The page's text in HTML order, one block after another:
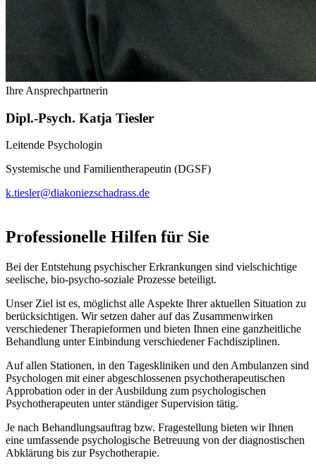
Ihre Ansprechpartnerin
Dipl.-Psych. Katja Tiesler
Leitende Psychologin
Systemische und Familientherapeutin (DGSF)
k.tiesler@diakoniezschadrass.de
Professionelle Hilfen für Sie
Bei der Entstehung psychischer Erkrankungen sind vielschichtige
seelische, bio-psycho-soziale Prozesse beteiligt.
Unser Ziel ist es, möglichst alle Aspekte Ihrer aktuellen Situation zu
berücksichtigen. Wir setzen daher auf das Zusammenwirken
verschiedener Therapieformen und bieten Ihnen eine ganzheitliche
Behandlung unter Einbindung verschiedener Fachdisziplinen.
Auf allen Stationen, in den Tageskliniken und den Ambulanzen sind
Psychologen mit einer abgeschlossenen psychotherapeutischen
Approbation oder in der Ausbildung zum psychologischen
Psychotherapeuten unter ständiger Supervision tätig.
Je nach Behandlungsauftrag bzw. Fragestellung bieten wir Ihnen
eine umfassende psychologische Betreuung von der diagnostischen
Abklärung bis zur Psychotherapie.